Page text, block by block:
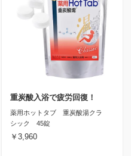
重炭酸入浴で疲労回復！
薬用ホットタブ 重炭酸湯クラ
シック 45錠
￥3,960